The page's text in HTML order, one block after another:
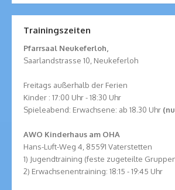
Trainingszeiten
Pfarrsaal Neukeferloh,
Saarlandstrasse 10, Neukeferloh
Freitags außerhalb der Ferien
Kinder : 17:00 Uhr - 18:30 Uhr
Spieleabend: Erwachsene: ab 18.30 Uhr
AWO Kinderhaus am OHA
Hans-Luft-Weg 4, 85591 Vaterstetten
1) Jugendtraining (feste zugeteilte
2) Erwachsenentraining: 18:15 - 19:45 Uhr